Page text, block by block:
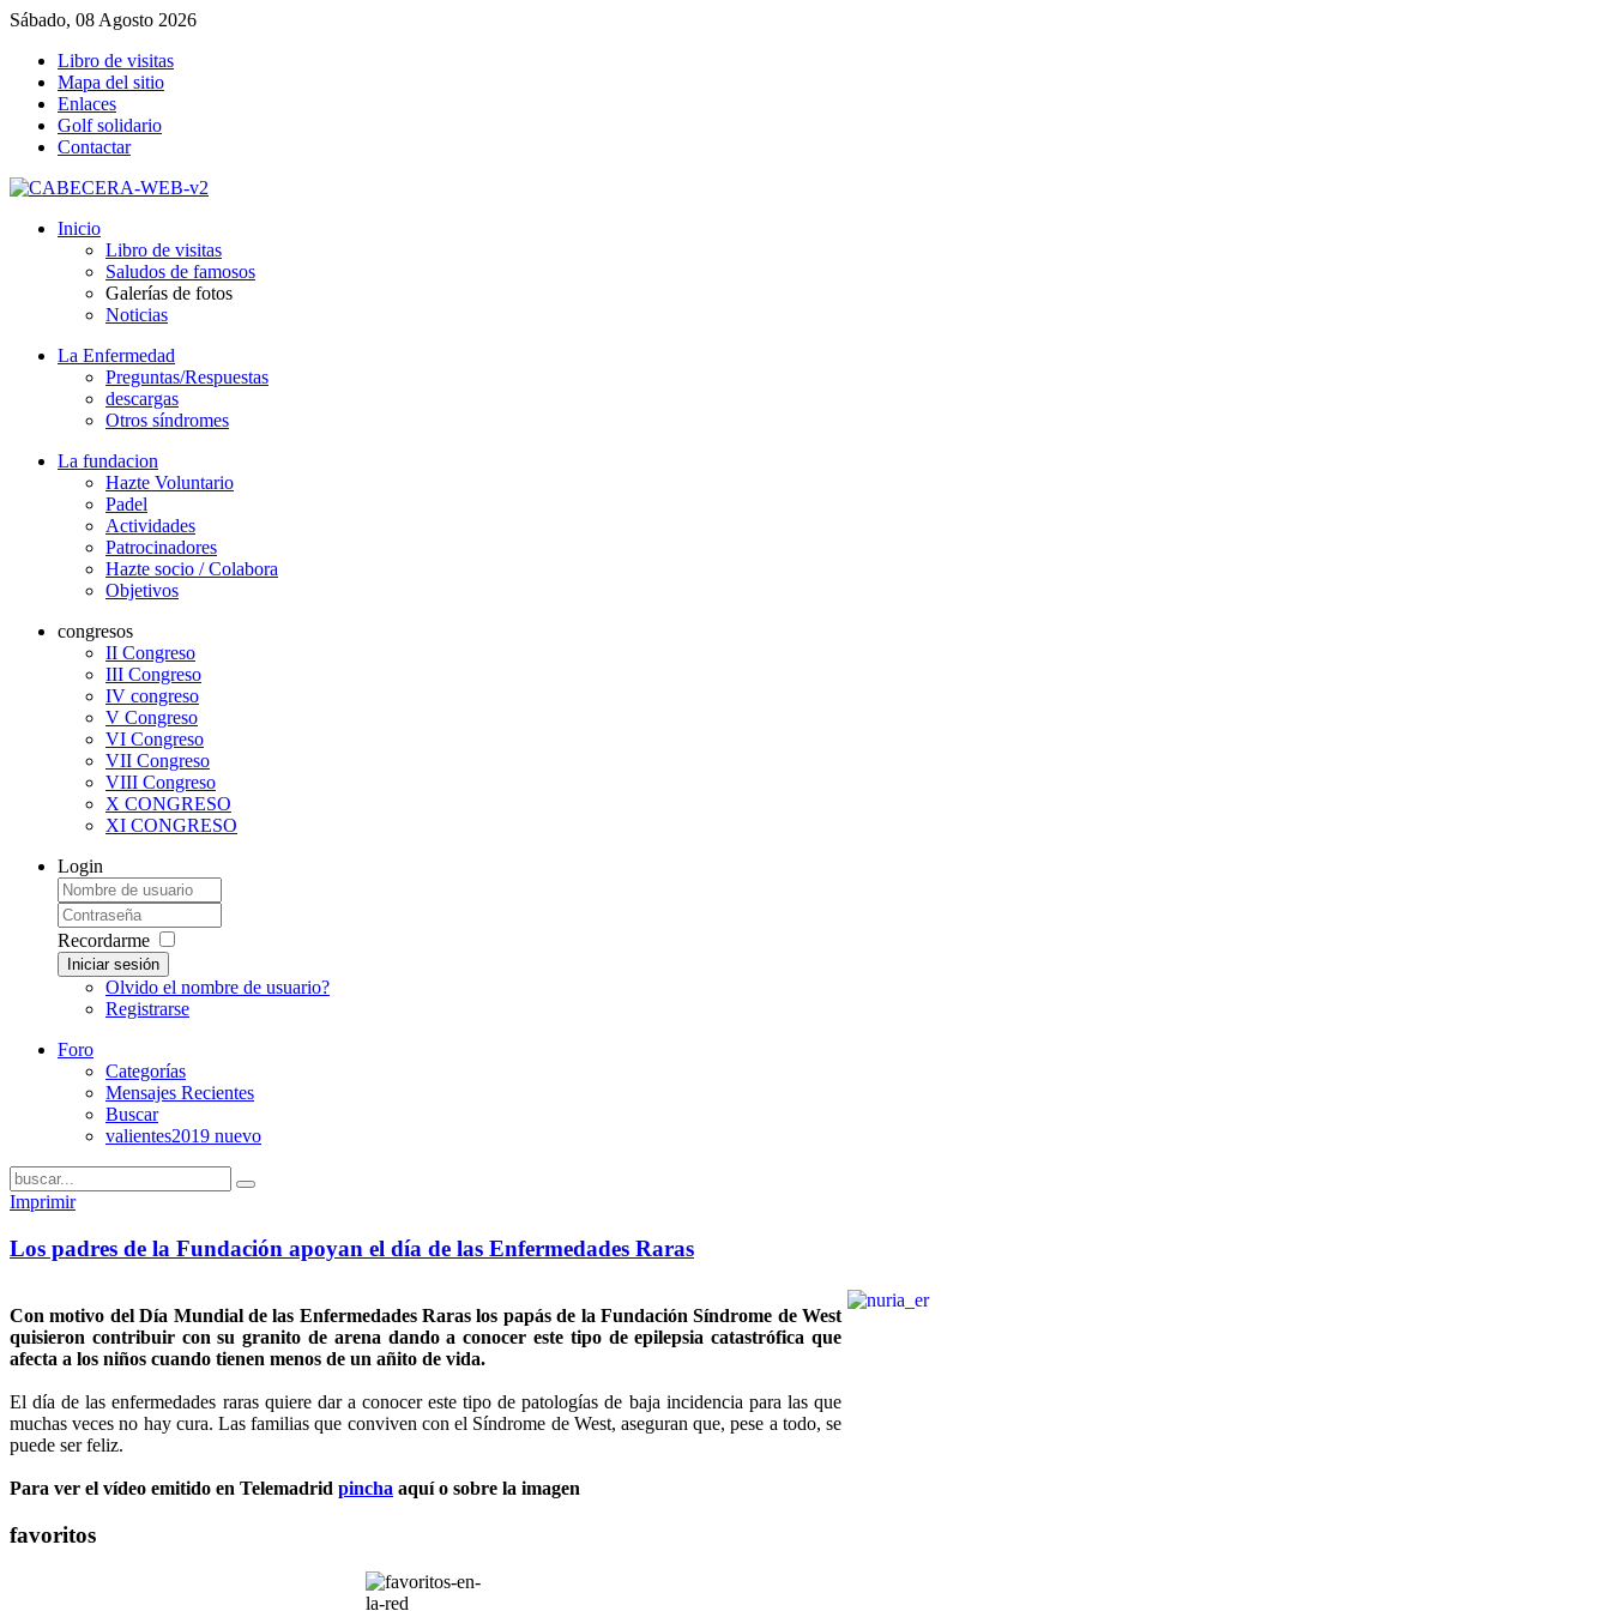
Sábado, 08 Agosto 2026
Libro de visitas
Mapa del sitio
Enlaces
Golf solidario
Contactar
Inicio
Libro de visitas
Saludos de famosos
Galerías de fotos
Noticias
La Enfermedad
Preguntas/Respuestas
descargas
Otros síndromes
La fundacion
Hazte Voluntario
Padel
Actividades
Patrocinadores
Hazte socio / Colabora
Objetivos
congresos
II Congreso
III Congreso
IV congreso
V Congreso
VI Congreso
VII Congreso
VIII Congreso
X CONGRESO
XI CONGRESO
Login
Recordarme
Iniciar sesión
Olvido el nombre de usuario?
Registrarse
Foro
Categorías
Mensajes Recientes
Buscar
valientes2019 nuevo
Imprimir
Los padres de la Fundación apoyan el día de las Enfermedades Raras
Con motivo del Día Mundial de las Enfermedades Raras los papás de la Fundación Síndrome de West
quisieron contribuir con su granito de arena dando a conocer este tipo de epilepsia catastrófica que
afecta a los niños cuando tienen menos de un añito de vida.
El día de las enfermedades raras quiere dar a conocer este tipo de patologías de baja incidencia para las que
muchas veces no hay cura. Las familias que conviven con el Síndrome de West, aseguran que, pese a todo, se
puede ser feliz.
Para ver el vídeo emitido en Telemadrid pincha aquí o sobre la imagen
favoritos